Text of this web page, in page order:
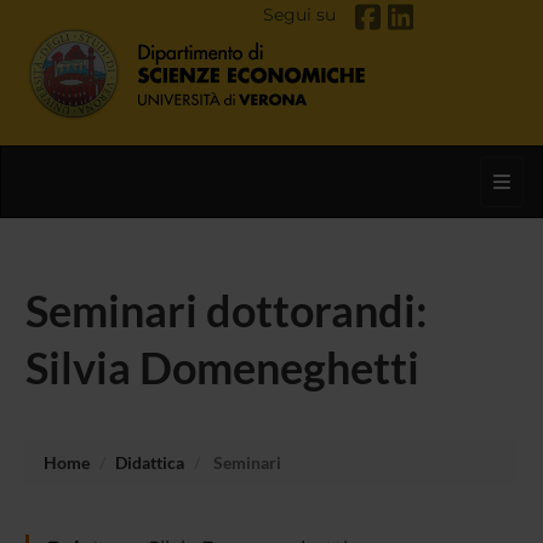
Segui su
Seminari dottorandi:
Silvia Domeneghetti
Home Didattica Seminari